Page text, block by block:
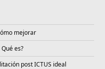
mejorar
es?
post ICTUS ideal